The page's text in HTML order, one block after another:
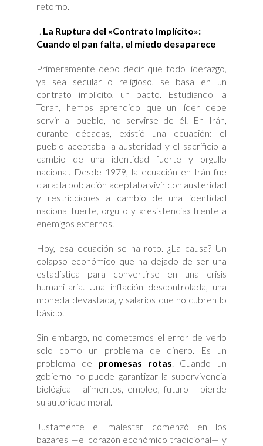
retorno.
La Ruptura del «Contrato Implícito»:
Cuando el pan falta, el miedo desaparece
Primeramente debo decir que todo liderazgo,
ya sea secular o religioso, se basa en un
contrato implícito, un pacto. Estudiando la
Torah, hemos aprendido que un líder debe
servir al pueblo, no servirse de él. En Irán,
durante décadas, existió una ecuación: el
pueblo aceptaba la austeridad y el sacrificio a
cambio de una identidad fuerte y orgullo
nacional. Desde 1979, la ecuación en Irán fue
clara: la población aceptaba vivir con austeridad
y restricciones a cambio de una identidad
nacional fuerte, orgullo y «resistencia» frente a
enemigos externos.
Hoy, esa ecuación se ha roto. ¿La causa? Un
colapso económico que ha dejado de ser una
estadística para convertirse en una crisis
humanitaria. Una inflación descontrolada, una
moneda devastada, y salarios que no cubren lo
básico.
Sin embargo, no cometamos el error de verlo
solo como un problema de dinero. Es un
problema de promesas rotas. Cuando un
gobierno no puede garantizar la supervivencia
biológica —alimentos, empleo, futuro— pierde
su autoridad moral.
Justamente el malestar comenzó en los
bazares —el corazón económico tradicional— y